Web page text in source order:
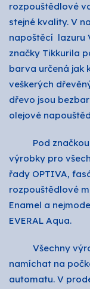
rozpouštědlové
stejné kvality. V
napoštěcí lazuru
značky Tikkurila
barva určená jak
veškerých
dřevo jsou
olejové
Pod značkou
výrobky pro
řady OPTIVA,
rozpouštědlové
Enamel a
EVERAL Aqua.
Všechny
namíchat na
automatu. V